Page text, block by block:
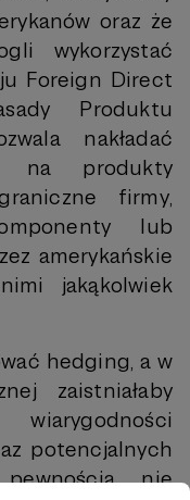
oraz że
wykorzystać
Foreign Direct
Produktu
nakładać
na produkty
firmy,
lub
amerykańskie
jakąkolwiek
hedging, a w
zaistniałaby
potencjalnych
nie